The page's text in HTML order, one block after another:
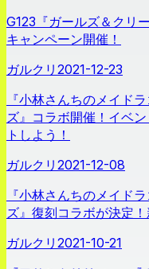
G123『ガールズ＆クリ
キャンペーン開催！
ガルクリ 2021-12-23
『小林さんちのメイド
ズ』コラボ開催！イベ
トしよう！
ガルクリ 2021-12-08
『小林さんちのメイド
ズ』復刻コラボが決定
ガルクリ 2021-10-21